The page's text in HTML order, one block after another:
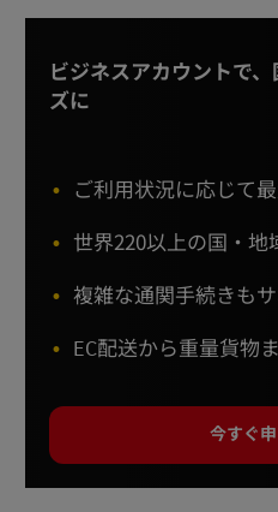
ビジネスアカウントで
ズに
ご利用状況に応じて
世界220以上の国・地
複雑な通関手続きも
EC配送から重量貨物
今すぐ